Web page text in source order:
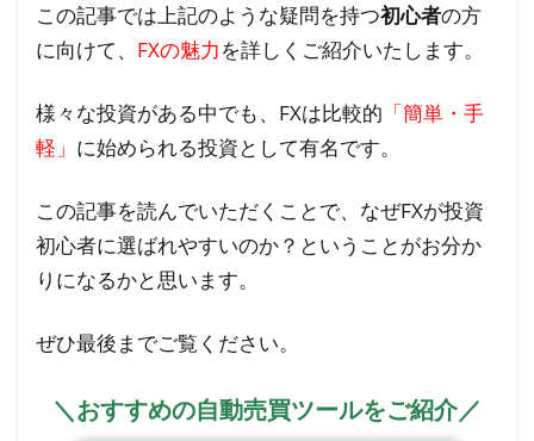
この記事では上記のような疑問を持つ初心者の方
に向けて、 FXの魅力を詳しくご紹介いたします。
様々な投資がある中でも、FXは比較的 「簡単・手
軽」 に始められる投資として有名です。
この記事を読んでいただくことで、なぜFXが投資
初心者に選ばれやすいのか？ということがお分か
りになるかと思います。
ぜひ最後までご覧ください。
＼おすすめの自動売買ツールをご紹介／